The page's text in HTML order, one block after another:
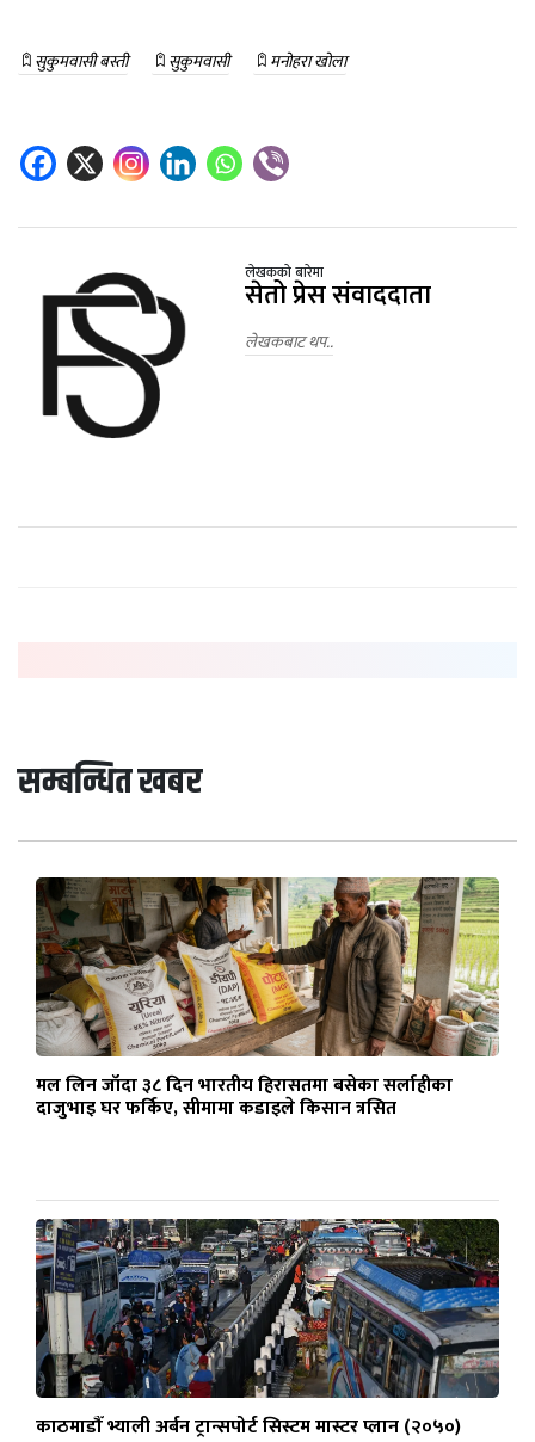
सुकुमवासी बस्ती सुकुमवासी मनोहरा खोला
लेखकको बारेमा
सेतो प्रेस संवाददाता
लेखकबाट थप..
सम्बन्धित खबर
मल लिन जाँदा ३८ दिन भारतीय हिरासतमा बसेका सर्लाहीका
दाजुभाइ घर फर्किए, सीमामा कडाइले किसान त्रसित
काठमाडौँ भ्याली अर्बन ट्रान्सपोर्ट सिस्टम मास्टर प्लान (२०५०)